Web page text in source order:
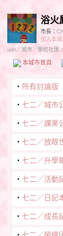
浴火
市長：
加入本城
udn／城市／學校社團
本城市首頁
‧ 所有討論版
‧ 七二／城市
‧ 七二／課業
‧ 七二／放眼
‧ 七二／升學
‧ 七二／活動
‧ 七二／日記
‧ 七二／成長